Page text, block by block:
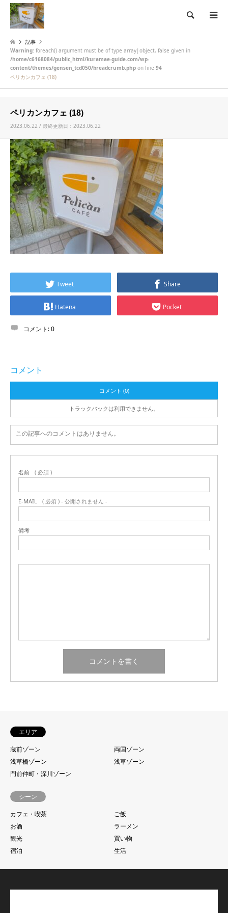
検索
記事
Warning: foreach() argument must be of type array|object, false given in
/home/c6168084/public_html/kuramae-guide.com/wp-
content/themes/gensen_tcd050/breadcrumb.php on line 94
ペリカンカフェ (18)
ペリカンカフェ (18)
2023.06.22 / 最終更新日：2023.06.22
Tweet Share
Hatena Pocket
コメント:0
コメント
コメント (0)
トラックバックは利用できません。
この記事へのコメントはありません。
名前 ( 必須 )
E-MAIL ( 必須 ) - 公開されません -
備考
エリア
蔵前ゾーン
両国ゾーン
浅草橋ゾーン
浅草ゾーン
門前仲町・深川ゾーン
シーン
カフェ・喫茶
ご飯
お酒
ラーメン
観光
買い物
宿泊
生活